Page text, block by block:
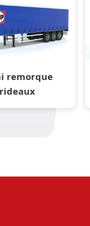
remorque
rideaux